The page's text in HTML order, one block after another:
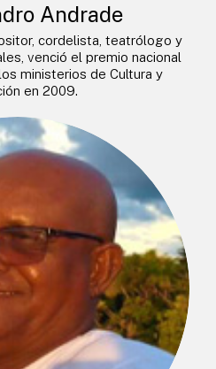
Andrade
cordelista, teatrólogo y
venció el premio nacional
ministerios de Cultura y
en 2009.